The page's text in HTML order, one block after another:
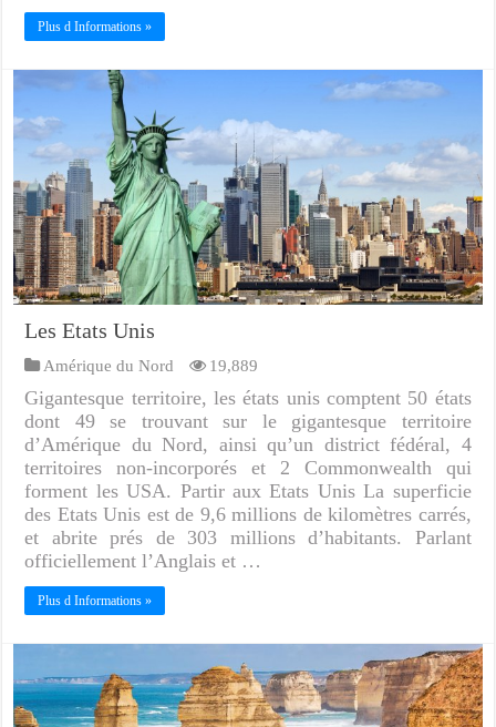
Plus d Informations »
Les Etats Unis
Amérique du Nord 19,889
Gigantesque territoire, les états unis comptent 50 états
dont 49 se trouvant sur le gigantesque territoire
d’Amérique du Nord, ainsi qu’un district fédéral, 4
territoires non-incorporés et 2 Commonwealth qui
forment les USA. Partir aux Etats Unis La superficie
des Etats Unis est de 9,6 millions de kilomètres carrés,
et abrite prés de 303 millions d’habitants. Parlant
officiellement l’Anglais et …
Plus d Informations »